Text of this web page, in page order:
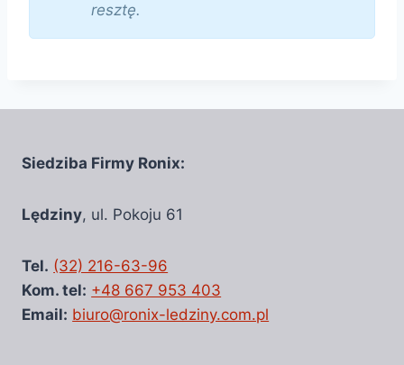
resztę.
Siedziba Firmy Ronix:
Lędziny, ul. Pokoju 61
Tel. (32) 216-63-96
Kom. tel: +48 667 953 403
Email: biuro@ronix-ledziny.com.pl